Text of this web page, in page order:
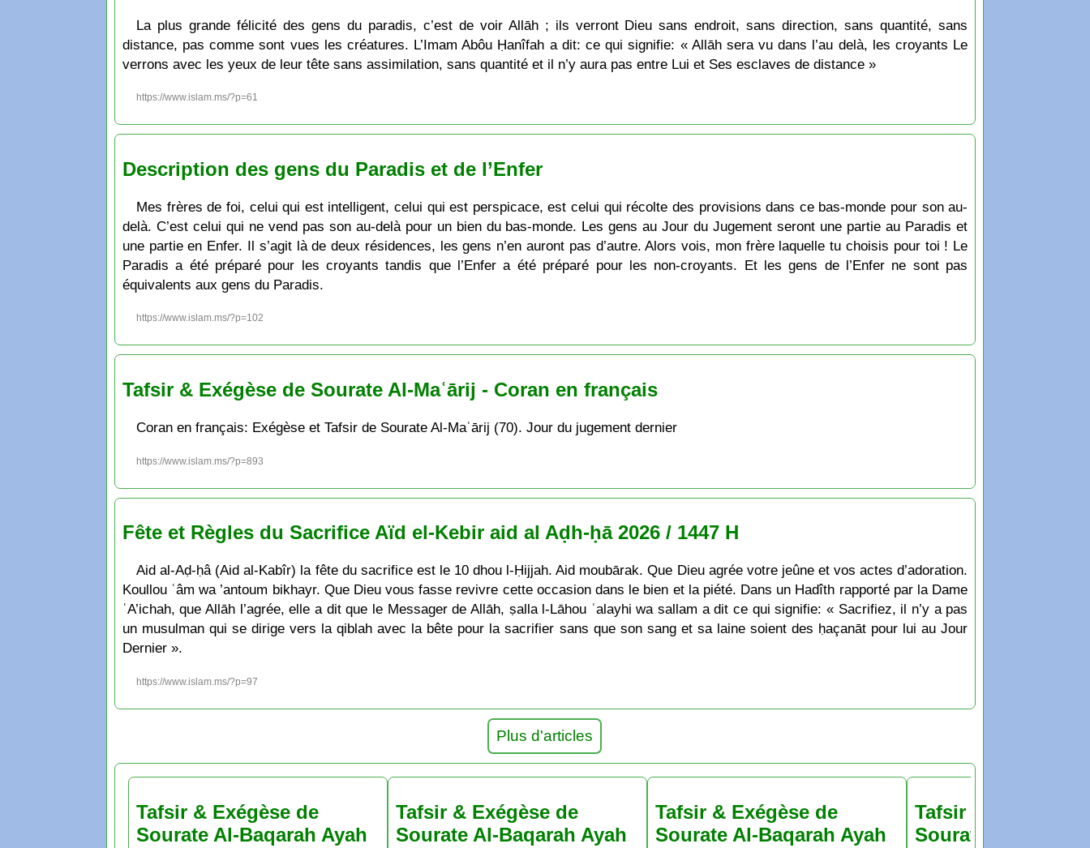
La plus grande félicité des gens du paradis, c’est de voir Allāh ; ils verront Dieu sans endroit, sans direction, sans quantité, sans
distance, pas comme sont vues les créatures. L’Imam Abôu Ḥanîfah a dit: ce qui signifie: « Allāh sera vu dans l’au delà, les croyants Le
verrons avec les yeux de leur tête sans assimilation, sans quantité et il n’y aura pas entre Lui et Ses esclaves de distance »
https://www.islam.ms/?p=61
Description des gens du Paradis et de l’Enfer
Mes frères de foi, celui qui est intelligent, celui qui est perspicace, est celui qui récolte des provisions dans ce bas-monde pour son au-
delà. C’est celui qui ne vend pas son au-delà pour un bien du bas-monde. Les gens au Jour du Jugement seront une partie au Paradis et
une partie en Enfer. Il s’agit là de deux résidences, les gens n’en auront pas d’autre. Alors vois, mon frère laquelle tu choisis pour toi ! Le
Paradis a été préparé pour les croyants tandis que l’Enfer a été préparé pour les non-croyants. Et les gens de l’Enfer ne sont pas
équivalents aux gens du Paradis.
https://www.islam.ms/?p=102
Tafsir & Exégèse de Sourate Al-Maʿārij - Coran en français
Coran en français: Exégèse et Tafsir de Sourate Al-Maʿārij (70). Jour du jugement dernier
https://www.islam.ms/?p=893
Fête et Règles du Sacrifice Aïd el-Kebir aid al Aḍh-ḥā 2026 / 1447 H
Aid al-Aḍ-ḥâ (Aid al-Kabîr) la fête du sacrifice est le 10 dhou l-Ḥijjah. Aid moubārak. Que Dieu agrée votre jeûne et vos actes d’adoration.
Koullou ʿâm wa ’antoum bikhayr. Que Dieu vous fasse revivre cette occasion dans le bien et la piété. Dans un Hadîth rapporté par la Dame
ʿA’ichah, que Allāh l’agrée, elle a dit que le Messager de Allāh, ṣalla l-Lāhou ʿalayhi wa sallam a dit ce qui signifie: « Sacrifiez, il n’y a pas
un musulman qui se dirige vers la qiblah avec la bête pour la sacrifier sans que son sang et sa laine soient des ḥaçanāt pour lui au Jour
Dernier ».
https://www.islam.ms/?p=97
Plus d'articles
Tafsir & Exégèse de
Sourate Al-Baqarah Ayah
Tafsir & Exégèse de
Sourate Al-Baqarah Ayah
Tafsir & Exégèse de
Sourate Al-Baqarah Ayah
Tafsir & Exégèse
Sourate Al-